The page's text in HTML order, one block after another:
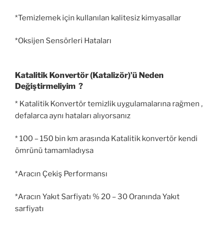
*Temizlemek için kullanılan kalitesiz kimyasallar
*Oksijen Sensörleri Hataları
Katalitik Konvertör (Katalizör)’ü Neden
Değiştirmeliyim ?
* Katalitik Konvertör temizlik uygulamalarına rağmen ,
defalarca aynı hataları alıyorsanız
* 100 – 150 bin km arasında Katalitik konvertör kendi
ömrünü tamamladıysa
*Aracın Çekiş Performansı
*Aracın Yakıt Sarfiyatı % 20 – 30 Oranında Yakıt
sarfiyatı